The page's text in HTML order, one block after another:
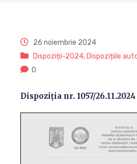
26 noiembrie 2024
Dispoziții-2024, Dispozițiile
0
Dispoziția nr. 1057/26.11.2024